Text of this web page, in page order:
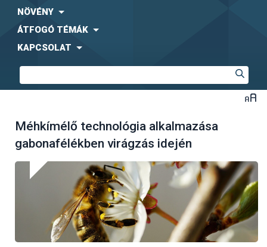
NÖVÉNY
ÁTFOGÓ TÉMÁK
KAPCSOLAT
Méhkímélő technológia alkalmazása
gabonafélékben virágzás idején